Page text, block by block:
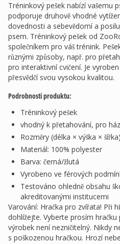
Tréninkový pešek nabízí vašemu
podporuje druhově vhodné
dovednosti a sebevědomí a
psem. Tréninkový pešek od
společníkem pro váš trénink.
různými způsoby, např. pro
pro interaktivní cvičení. Je
přesvědčí svou vysokou kvalitou.
Podrobnosti produktu:
Tréninkový pešek
vhodný k přetahování, pro
Rozměry (délka × výška ×
Materiál: 100% polyester
Barva: černá/žlutá
Vyrobeno ve férových
Testováno ohledně obsahu
akreditovanými institucemi
Varování: Hračka pro zvířata! Při
dohlížejte. Vyberte prosím
výrobek není nezničitelný. Nikdy
s poškozenou hračkou. Hrozí